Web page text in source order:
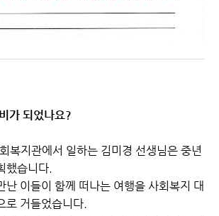
가 되었나요?
복지관에서 일하는 김미경 선생님은 중년
했습니다.
난 이들이 함께 떠나는 여행을 사회복지 대
로 거들었습니다.